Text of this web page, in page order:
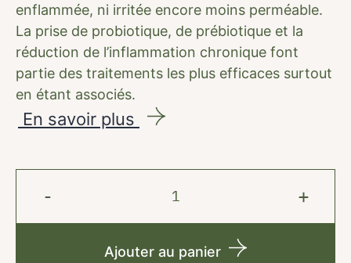
enflammée, ni irritée encore moins perméable.
La prise de probiotique, de prébiotique et la
réduction de l’inflammation chronique font
partie des traitements les plus efficaces surtout
en étant associés.
En savoir plus
Ajouter au panier